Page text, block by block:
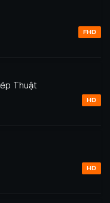
FHD
Thuật
HD
HD